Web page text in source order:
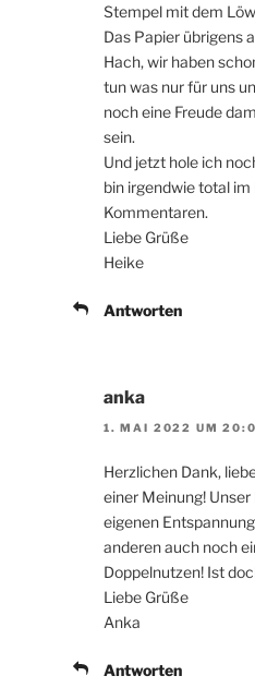
Stempel mit dem
Das Papier übrigens
Hach, wir haben
tun was nur für uns
noch eine Freude
sein.
Und jetzt hole ich
bin irgendwie total
Kommentaren.
Liebe Grüße
Heike
Antworten
anka
1. MAI 2022 UM
Herzlichen Dank,
einer Meinung!
eigenen
anderen auch noch
Doppelnutzen! Ist
Liebe Grüße
Anka
Antworten